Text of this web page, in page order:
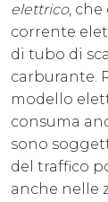
elettrico, che
corrente
di tubo di
carburante.
modello
consuma
sono
del traffico
anche nelle